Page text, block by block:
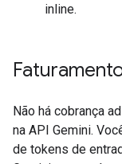
inline.
Não há cobrança
na API Gemini.
de tokens de